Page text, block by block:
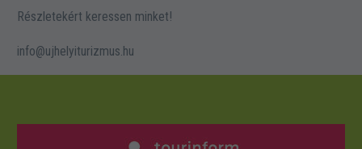
Részletekért keressen minket!
info@ujhelyiturizmus.hu